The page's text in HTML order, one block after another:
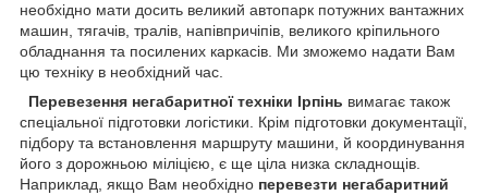
необхідно мати досить великий автопарк потужних вантажних
машин, тягачів, тралів, напівпричіпів, великого кріпильного
обладнання та посилених каркасів. Ми зможемо надати Вам
цю техніку в необхідний час.
Перевезення негабаритної техніки Ірпінь вимагає також
спеціальної підготовки логістики. Крім підготовки документації,
підбору та встановлення маршруту машини, й координування
його з дорожньою міліцією, є ще ціла низка складнощів.
Наприклад, якщо Вам необхідно перевезти негабаритний